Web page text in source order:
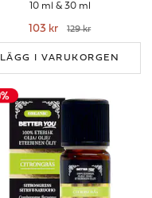
10 ml & 30 ml
103 kr 129 kr
LÄGG I VARUKORGEN